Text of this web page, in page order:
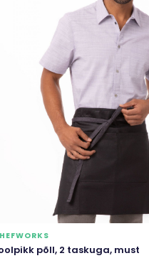
põll, 2 taskuga, must